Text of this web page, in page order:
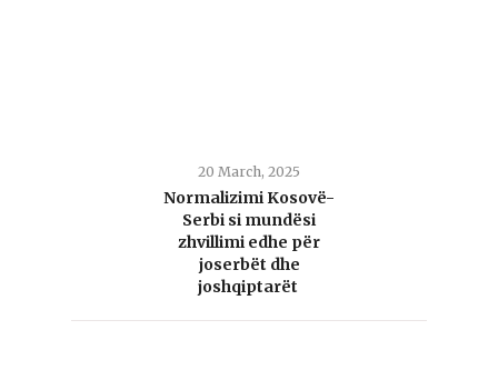
20 March, 2025
Normalizimi Kosovë-
Serbi si mundësi
zhvillimi edhe për
joserbët dhe
joshqiptarët